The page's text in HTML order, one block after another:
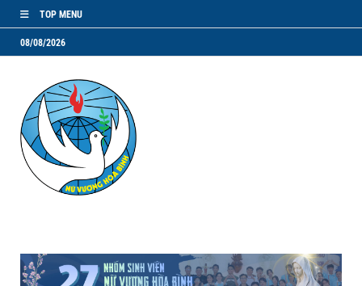
TOP MENU
08/08/2026